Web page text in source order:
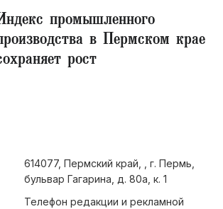
промышленного
в Пермском крае
рост
614077, Пермский край, , г. Пермь,
бульвар Гагарина, д. 80а, к. 1
Телефон редакции и рекламной